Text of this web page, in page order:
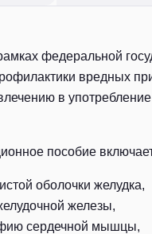
федеральной
вредных
в
пособие
оболочки желудка,
железы,
сердечной мышцы,